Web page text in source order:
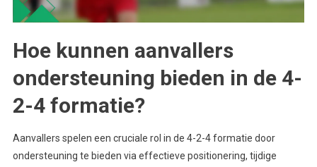
Hoe kunnen aanvallers
ondersteuning bieden in de 4-
2-4 formatie?
Aanvallers spelen een cruciale rol in de 4-2-4 formatie door
ondersteuning te bieden via effectieve positionering, tijdige